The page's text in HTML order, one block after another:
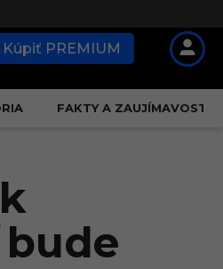
Kúpiť PREMIUM
FAKTY A ZAUJÍMAVOSTI